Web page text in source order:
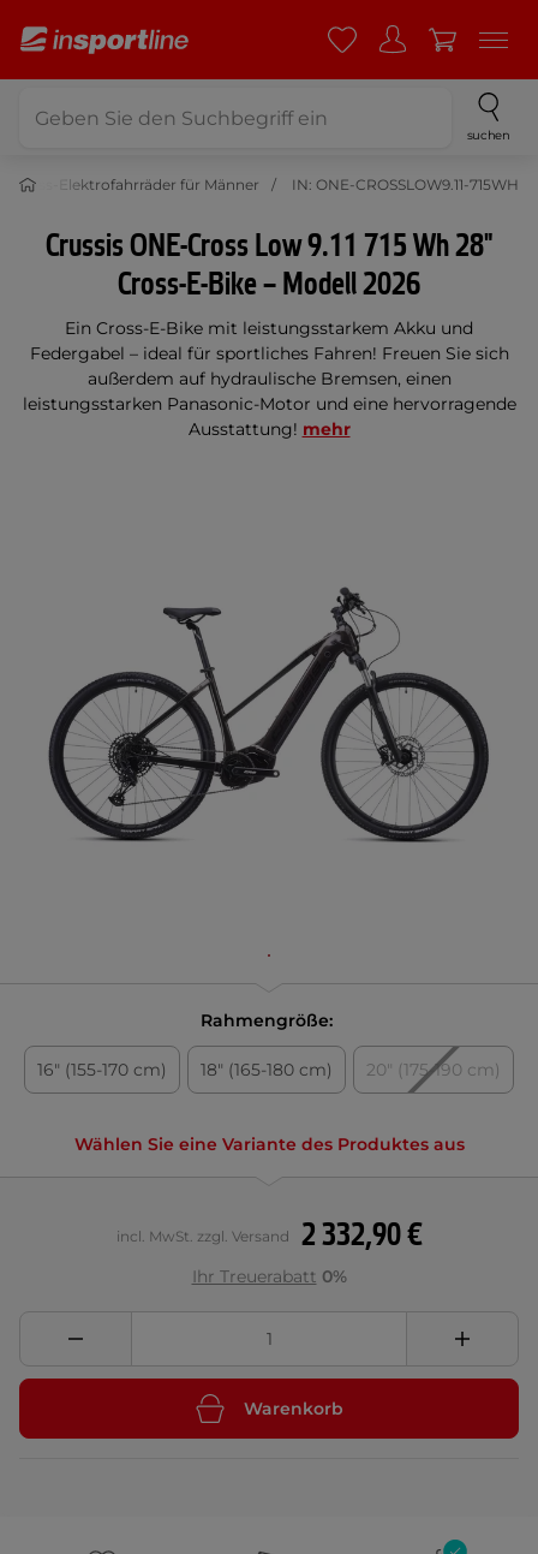
suchen
Cross-Elektrofahrräder für Männer IN: ONE-CROSSLOW9.11-715WH
Crussis ONE-Cross Low 9.11 715 Wh 28"
Cross-E-Bike – Modell 2026
Ein Cross-E-Bike mit leistungsstarkem Akku und
Federgabel – ideal für sportliches Fahren! Freuen Sie sich
außerdem auf hydraulische Bremsen, einen
leistungsstarken Panasonic-Motor und eine hervorragende
Ausstattung! mehr
Rahmengröße:
16" (155-170 cm) 18" (165-180 cm) 20" (175-190 cm)
Wählen Sie eine Variante des Produktes aus
2 332,90 €
incl. MwSt. zzgl. Versand
Ihr Treuerabatt 0%
Warenkorb